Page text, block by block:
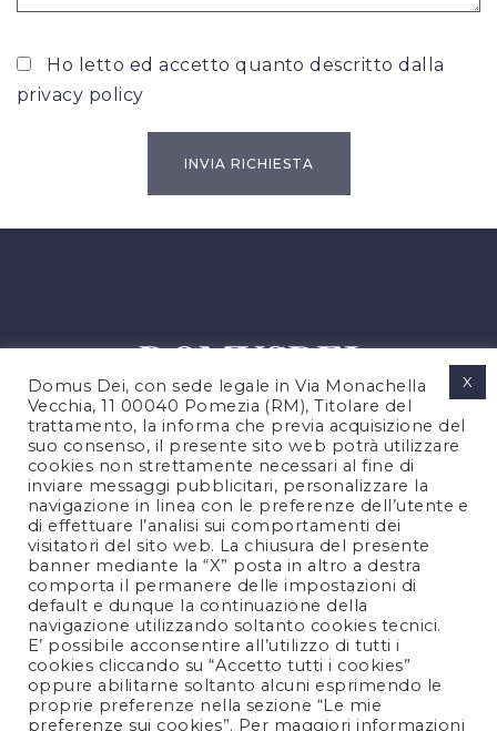
Ho letto ed accetto quanto descritto dalla
privacy policy
PRIVACY POLICY
COOKIES POLICY
NOTE LEGALI
CONTATTACI
FOLLOW US
Domus Dei, con sede legale in Via Monachella
Vecchia, 11 00040 Pomezia (RM), Titolare del
trattamento, la informa che previa acquisizione del
suo consenso, il presente sito web potrà utilizzare
cookies non strettamente necessari al fine di
inviare messaggi pubblicitari, personalizzare la
navigazione in linea con le preferenze dell’utente e
di effettuare l’analisi sui comportamenti dei
visitatori del sito web. La chiusura del presente
banner mediante la “X” posta in altro a destra
comporta il permanere delle impostazioni di
default e dunque la continuazione della
navigazione utilizzando soltanto cookies tecnici.
E’ possibile acconsentire all’utilizzo di tutti i
cookies cliccando su “Accetto tutti i cookies”
oppure abilitarne soltanto alcuni esprimendo le
proprie preferenze nella sezione “Le mie
preferenze sui cookies”. Per maggiori informazioni
X